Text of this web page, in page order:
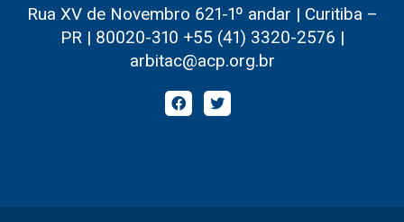
Rua XV de Novembro 621-1º andar | Curitiba –
PR | 80020-310 +55 (41) 3320-2576 |
arbitac@acp.org.br